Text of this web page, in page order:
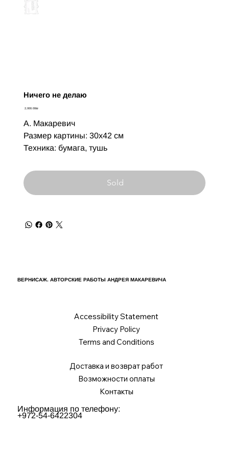
Ничего не делаю
Цена‏2,000.00 ‏₪
А. Макаревич
Размер картины: 30х42 см
Техника: бумага, тушь
Sold
ВЕРНИСАЖ. АВТОРСКИЕ РАБОТЫ АНДРЕЯ МАКАРЕВИЧА
Accessibility Statement
Privacy Policy
Terms and Conditions
Доставка и возврат работ
Возможности оплаты
Контакты
Информация по телефону:
+972-54-6422304